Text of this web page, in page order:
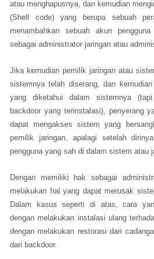
atau menghapusnya, dan kemudian
(Shell code) yang berupa sebuah
menambahkan sebuah akun
sebagai administrator jaringan atau
Jika kemudian pemilik jaringan atau
sistemnya telah diserang, dan
yang diketahui dalam sistemnya
backdoor yang terinstalasi), penyerang
dapat mengakses sistem yang
pemilik jaringan, apalagi setelah
pengguna yang sah di dalam sistem atau
Dengan memiliki hak sebagai
melakukan hal yang dapat merusak
Dalam kasus seperti di atas, cara
dengan melakukan instalasi ulang
dengan melakukan restorasi dari
dari backdoor.